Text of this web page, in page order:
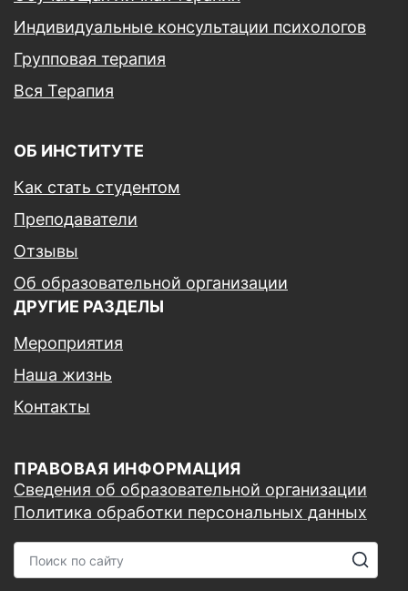
Индивидуальные консультации психологов
Групповая терапия
Вся Терапия
ОБ ИНСТИТУТЕ
Как стать студентом
Преподаватели
Отзывы
Об образовательной организации
ДРУГИЕ РАЗДЕЛЫ
Мероприятия
Наша жизнь
Контакты
ПРАВОВАЯ ИНФОРМАЦИЯ
Сведения об образовательной организации
Политика обработки персональных данных